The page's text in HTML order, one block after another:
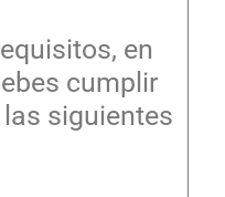
en
cumplir
siguientes